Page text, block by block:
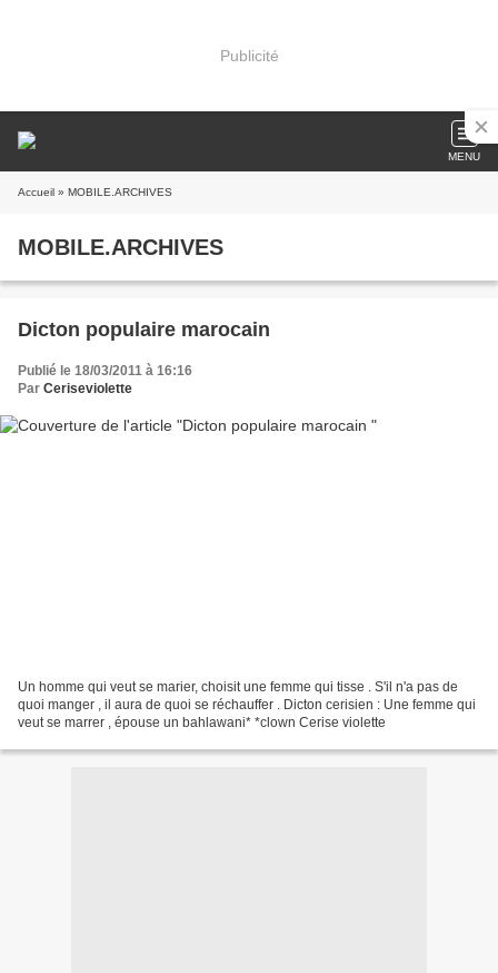
Publicité
MENU
Accueil » MOBILE.ARCHIVES
MOBILE.ARCHIVES
Dicton populaire marocain
Publié le 18/03/2011 à 16:16
Par Ceriseviolette
Un homme qui veut se marier, choisit une femme qui tisse . S'il n'a pas de
quoi manger , il aura de quoi se réchauffer . Dicton cerisien : Une femme qui
veut se marrer , épouse un bahlawani* *clown Cerise violette